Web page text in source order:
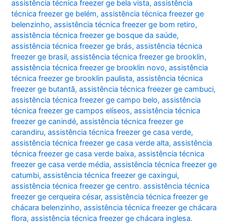
assistência técnica freezer ge bela vista,assistência
técnica freezer ge belém,assistência técnica freezer ge
belenzinho,assistência técnica freezer ge bom retiro,
assistência técnica freezer ge bosque da saúde,
assistência técnica freezer ge brás,assistência técnica
freezer ge brasil,assistência técnica freezer ge brooklin,
assistência técnica freezer ge brooklin novo,assistência
técnica freezer ge brooklin paulista,assistência técnica
freezer ge butantã,assistência técnica freezer ge cambuci,
assistência técnica freezer ge campo belo,assistência
técnica freezer ge campos elíseos,assistência técnica
freezer ge canindé,assistência técnica freezer ge
carandiru,assistência técnica freezer ge casa verde,
assistência técnica freezer ge casa verde alta,assistência
técnica freezer ge casa verde baixa,assistência técnica
freezer ge casa verde média,assistência técnica freezer ge
catumbi,assistência técnica freezer ge caxingui,
assistência técnica freezer ge centro. assistência técnica
freezer ge cerqueira césar,assistência técnica freezer ge
chácara belenzinho,assistência técnica freezer ge chácara
flora,assistência técnica freezer ge chácara inglesa.